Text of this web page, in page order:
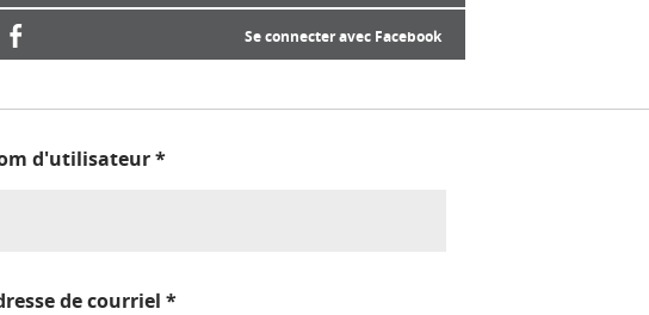
Se connecter avec Facebook
d'utilisateur*
de courriel *